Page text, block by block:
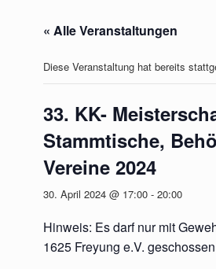
« Alle Veranstaltungen
Diese Veranstaltung hat bereits
33. KK-
Stammtische,
Vereine 2024
30. April 2024 @ 17:00 - 20:00
Hinweis: Es darf nur mit
1625 Freyung e.V.